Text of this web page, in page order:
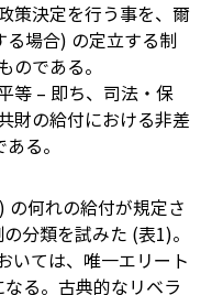
策決定を行う事を、爾
場合) の定立する制
のである。
等 – 即ち、司法・保
財の給付における非差
る。
何れの給付が規定さ
分類を試みた (表1)。
ては、唯一エリート
る。古典的なリベラ